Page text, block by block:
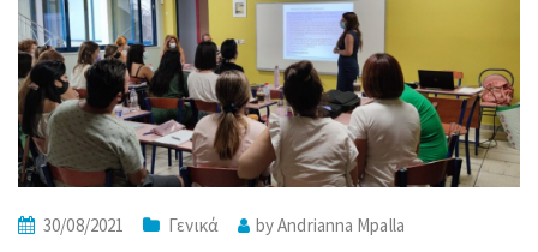
30/08/2021 Γενικά byAndrianna Mpalla